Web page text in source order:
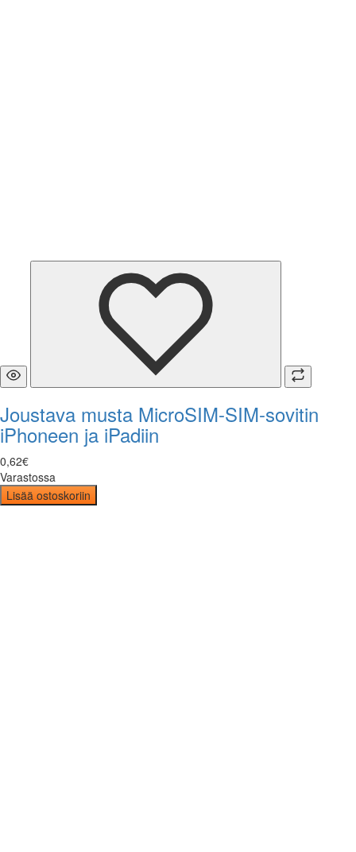
Joustava musta MicroSIM-SIM-sovitin
iPhoneen ja iPadiin
0,62€
Varastossa
Lisää ostoskoriin